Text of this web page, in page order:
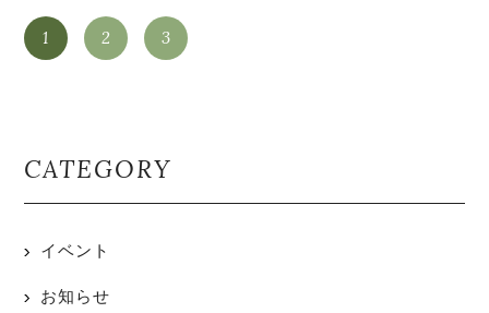
1 2 3
CATEGORY
イベント
お知らせ